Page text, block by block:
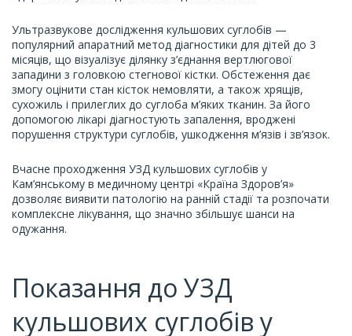
Ультразвукове дослідження кульшових суглобів —
популярний апаратний метод діагностики для дітей до 3
місяців, що візуалізує ділянку з’єднання вертлюгової
западини з головкою стегнової кістки. Обстеження дає
змогу оцінити стан кісток немовляти, а також хрящів,
сухожиль і прилеглих до суглоба м’яких тканин. За його
допомогою лікарі діагностують запалення, вроджені
порушення структури суглобів, ушкодження м’язів і зв’язок.
Вчасне проходження УЗД кульшових суглобів у
Кам’янському в медичному центрі «Країна Здоров’я»
дозволяє виявити патологію на ранній стадії та розпочати
комплексне лікування, що значно збільшує шанси на
одужання.
Показання до УЗД
кульшових суглобів у